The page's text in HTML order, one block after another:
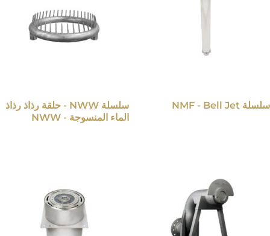
سلسلة NMF - Bell Jet
سلسلة NWW - حلقة رذاذ رذاذ
الماء المنسوجة - NWW